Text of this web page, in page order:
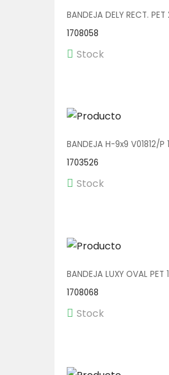
BANDEJA DELY RECT.
1708058
Stock
BANDEJA H-9x9 V01812/P
1703526
Stock
BANDEJA LUXY OVAL
1708068
Stock